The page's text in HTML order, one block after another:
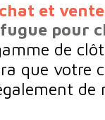
et
pour
de
que votre
de